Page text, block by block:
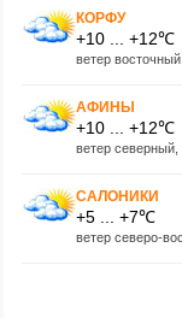
КОРФУ
+10 ... +12℃
ветер
АФИНЫ
+10 ... +12℃
ветер
САЛОНИКИ
+5 ... +7℃
ветер северо-